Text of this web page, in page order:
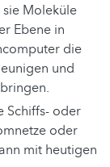
Moleküle
Ebene in
die
und
Schiffs- oder
oder
mit heutigen